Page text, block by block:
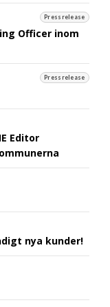
Pressrelease
Officer inom
Pressrelease
Editor
nya kunder!